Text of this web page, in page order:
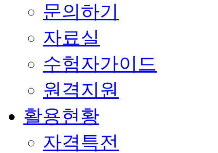
문의하기
자료실
수험자가이드
원격지원
활용현황
자격특전